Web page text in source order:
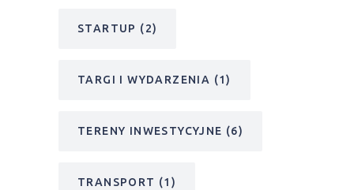
STARTUP (2)
TARGI I WYDARZENIA (1)
TERENY INWESTYCYJNE (6)
TRANSPORT (1)